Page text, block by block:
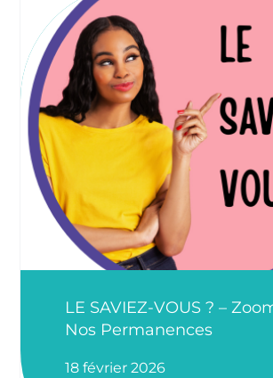
LE SAVIEZ-VOUS ? –
Nos Permanences
18 février 2026